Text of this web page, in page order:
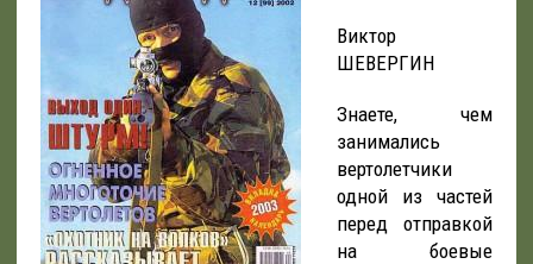
Виктор
ШЕВЕРГИН
Знаете, чем
занимались
вертолетчики
одной из частей
перед отправкой
на боевые